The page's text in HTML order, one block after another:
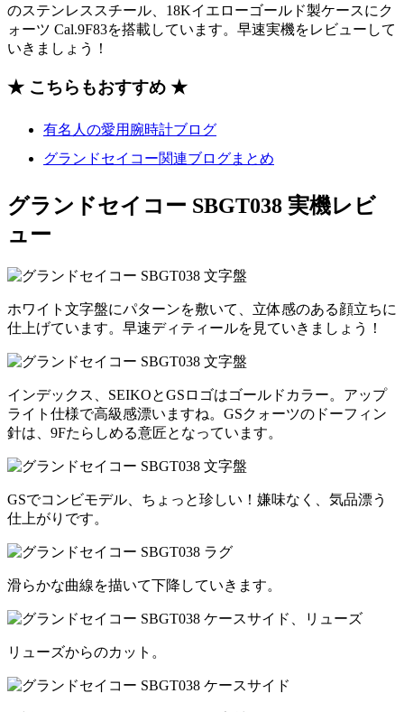
のステンレススチール、18Kイエローゴールド製ケースにク
ォーツ Cal.9F83を搭載しています。早速実機をレビューして
いきましょう！
★ こちらもおすすめ ★
有名人の愛用腕時計ブログ
グランドセイコー関連ブログまとめ
グランドセイコー SBGT038 実機レビ
ュー
ホワイト文字盤にパターンを敷いて、立体感のある顔立ちに
仕上げています。早速ディティールを見ていきましょう！
インデックス、SEIKOとGSロゴはゴールドカラー。アップ
ライト仕様で高級感漂いますね。GSクォーツのドーフィン
針は、9Fたらしめる意匠となっています。
GSでコンビモデル、ちょっと珍しい！嫌味なく、気品漂う
仕上がりです。
滑らかな曲線を描いて下降していきます。
リューズからのカット。